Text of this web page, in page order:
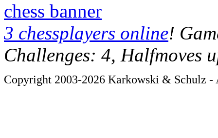
chess banner
3 chessplayers online!
Challenges: 4, Halfmoves
Copyright 2003-2026 Karkowski & Schulz